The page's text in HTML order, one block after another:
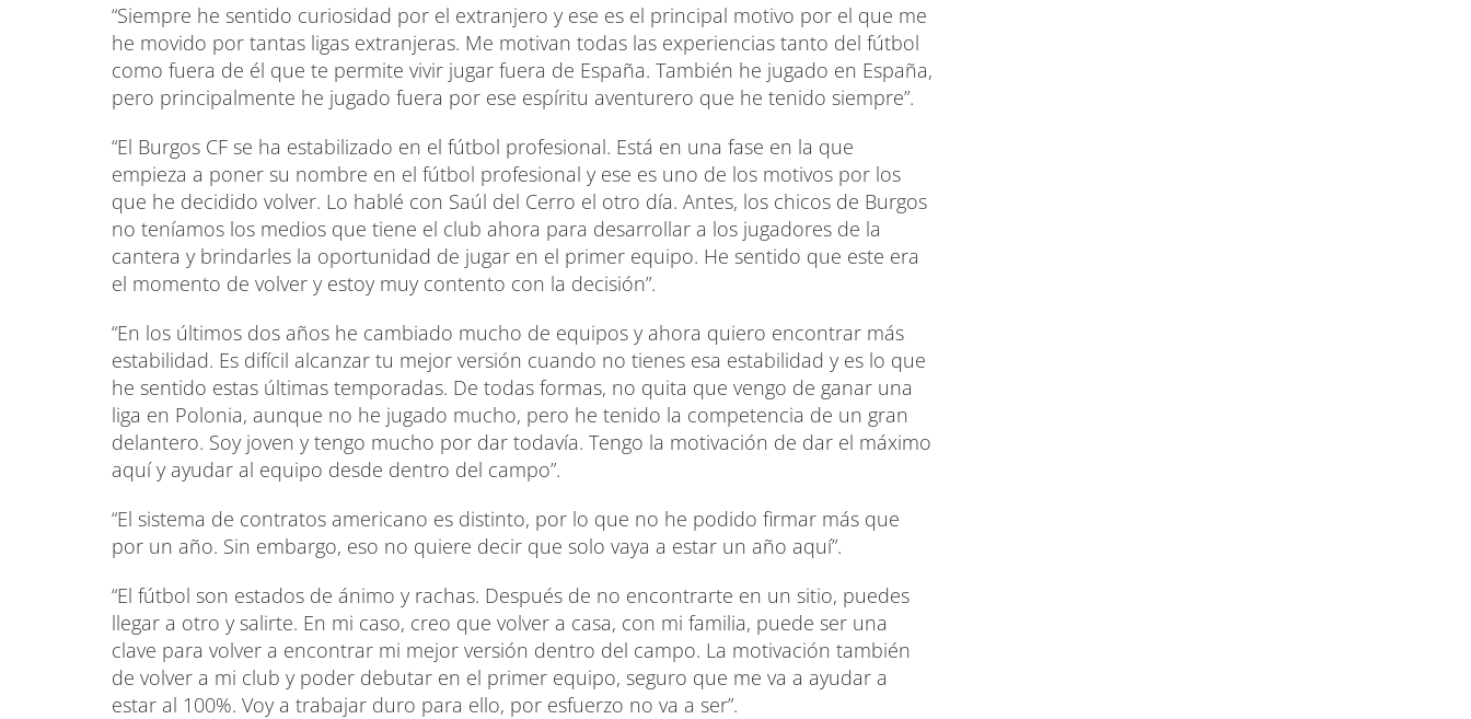
“Siempre he sentido curiosidad por el extranjero y ese es el principal motivo por el que me
he movido por tantas ligas extranjeras. Me motivan todas las experiencias tanto del fútbol
como fuera de él que te permite vivir jugar fuera de España. También he jugado en España,
pero principalmente he jugado fuera por ese espíritu aventurero que he tenido siempre”.
“El Burgos CF se ha estabilizado en el fútbol profesional. Está en una fase en la que
empieza a poner su nombre en el fútbol profesional y ese es uno de los motivos por los
que he decidido volver. Lo hablé con Saúl del Cerro el otro día. Antes, los chicos de Burgos
no teníamos los medios que tiene el club ahora para desarrollar a los jugadores de la
cantera y brindarles la oportunidad de jugar en el primer equipo. He sentido que este era
el momento de volver y estoy muy contento con la decisión”.
“En los últimos dos años he cambiado mucho de equipos y ahora quiero encontrar más
estabilidad. Es difícil alcanzar tu mejor versión cuando no tienes esa estabilidad y es lo que
he sentido estas últimas temporadas. De todas formas, no quita que vengo de ganar una
liga en Polonia, aunque no he jugado mucho, pero he tenido la competencia de un gran
delantero. Soy joven y tengo mucho por dar todavía. Tengo la motivación de dar el máximo
aquí y ayudar al equipo desde dentro del campo”.
“El sistema de contratos americano es distinto, por lo que no he podido firmar más que
por un año. Sin embargo, eso no quiere decir que solo vaya a estar un año aquí”.
“El fútbol son estados de ánimo y rachas. Después de no encontrarte en un sitio, puedes
llegar a otro y salirte. En mi caso, creo que volver a casa, con mi familia, puede ser una
clave para volver a encontrar mi mejor versión dentro del campo. La motivación también
de volver a mi club y poder debutar en el primer equipo, seguro que me va a ayudar a
estar al 100%. Voy a trabajar duro para ello, por esfuerzo no va a ser”.